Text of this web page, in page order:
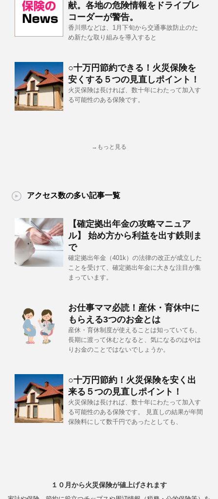
献。各地の危険情報をドライブレ
コーダーが警告。
香川県などは、1月下旬から交通事故防止のた
め新たな取り組みを導入すると
○十万円節約できる！火災保険を
安くする５つの見直しポイント！
火災保険は長ければ、数十年にわたって加入す
る可能性のある保険です。
→もっと見る
アクセス数の多い記事一覧
【確定拠出年金の攻略マニュア
ル】 始め方から利益を出す鉄則ま
で
確定拠出年金（401k）の法律の改正が成立した
ことを受けて、確定拠出年金に大きな注目が集
まっています。
お仕事ママ必読！産休・育休中に
もらえる3つのお金とは
産休・育休制度が使えることは知っていても、
長期に渡って休むとなると、気になるのはやは
りお金のことではないでしょうか。
○十万円節約！火災保険を安く出
来る５つの見直しポイント！
火災保険は長ければ、数十年にわたって加入す
る可能性のある保険です。 見直しの結果が年間
保険料にして数千円であったとしても、
１０月から火災保険が値上げされます